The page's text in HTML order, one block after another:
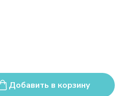
Добавить в корзину